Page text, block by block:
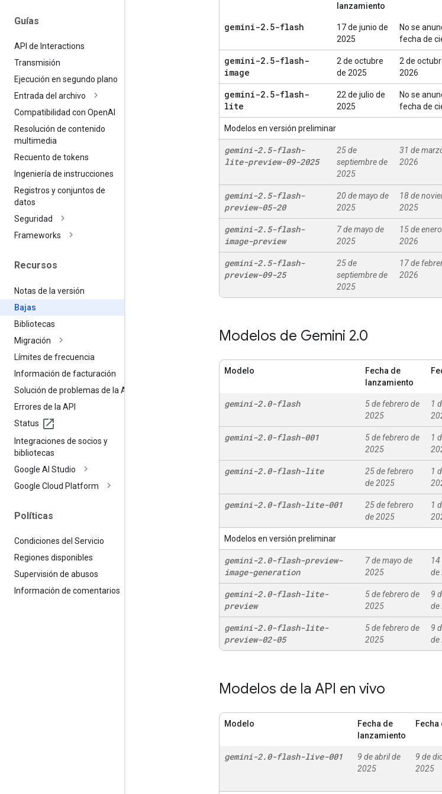
Guías
API de Interactions
Transmisión
Ejecución en segundo plano
Entrada del archivo
Compatibilidad con OpenAI
Resolución de contenido
multimedia
Recuento de tokens
Ingeniería de instrucciones
Registros y conjuntos de
datos
Seguridad
Frameworks
Recursos
Notas de la versión
Bajas
Bibliotecas
Migración
Límites de frecuencia
Información de facturación
Solución de problemas de la API
Errores de la API
Status
Integraciones de socios y
bibliotecas
Google AI Studio
Google Cloud Platform
Políticas
Condiciones del Servicio
Regiones disponibles
Supervisión de abusos
Información de comentarios
lanzamiento
gemini-2. 5-flash
17 de junio de
2025
No se
fecha de
gemini-2. 5-flash-
image
2 de octubre
de 2025
2 de
2026
gemini-2. 5-flash-
lite
22 de julio de
2025
No se
fecha de
Modelos en versión preliminar
gemini-2.5-flash-
lite-preview-09-2025
25 de
septiembre de
2025
31 de
2026
gemini-2.5-flash-
preview-05-20
20 de mayo de
2025
18 de
2025
gemini-2.5-flash-
image-preview
7 de mayo de
2025
15 de
2026
gemini-2.5-flash-
preview-09-25
25 de
septiembre de
2025
17 de
2026
Modelos de Gemini 2.0
Modelo
Fecha de
lanzamiento
gemini-2.0-flash
5 de febrero de
2025
1
gemini-2.0-flash-001
5 de febrero de
2025
1
gemini-2.0-flash-lite
25 de febrero
de 2025
1
gemini-2.0-flash-lite-001
25 de febrero
de 2025
1
Modelos en versión preliminar
gemini-2.0-flash-preview-
image-generation
7 de mayo de
2025
de
gemini-2.0-flash-lite-
preview
5 de febrero de
2025
9
de
gemini-2.0-flash-lite-
preview-02-05
5 de febrero de
2025
9
de
Modelos de la API en vivo
Modelo
Fecha de
lanzamiento
gemini-2.0-flash-live-001
9 de abril de
2025
9 de
2025